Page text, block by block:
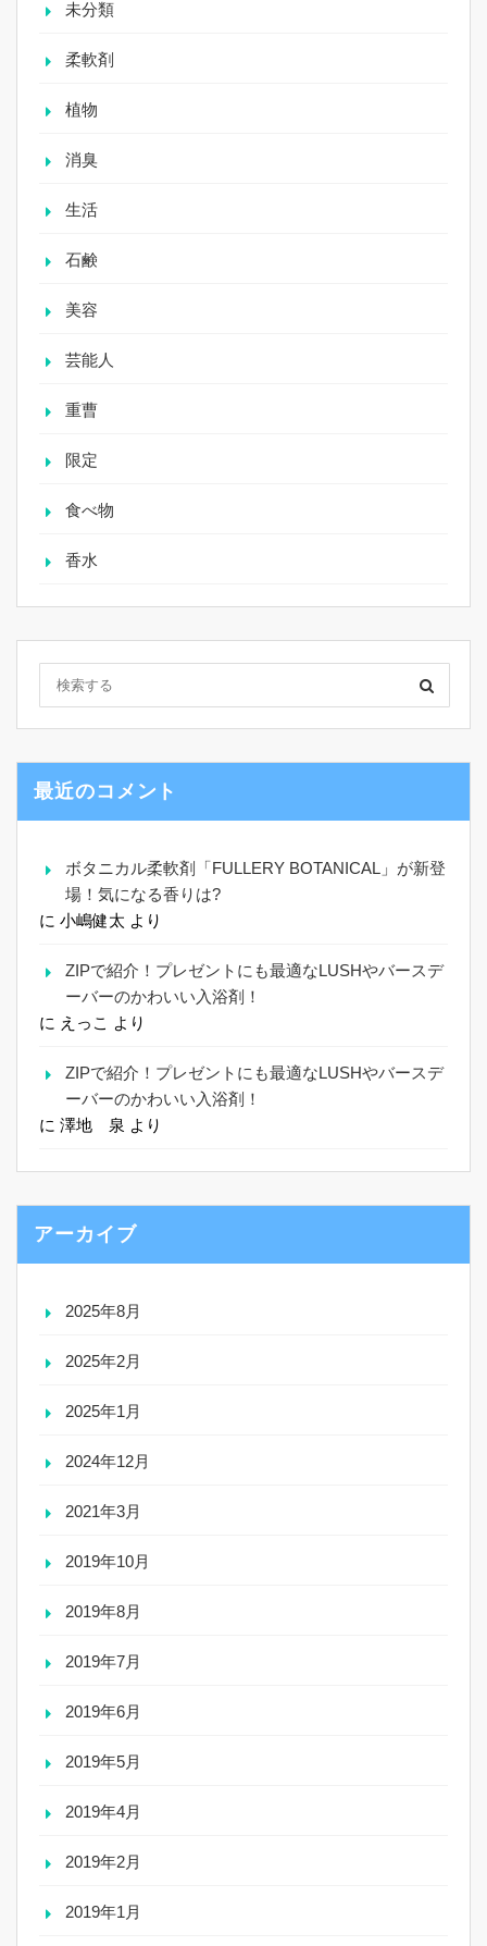
未分類
柔軟剤
植物
消臭
生活
石鹸
美容
芸能人
重曹
限定
食べ物
香水
最近のコメント
ボタニカル柔軟剤「FULLERY BOTANICAL」が新登
場！気になる香りは?
に 小嶋健太 より
ZIPで紹介！プレゼントにも最適なLUSHやバースデ
ーバーのかわいい入浴剤！
に えっこ より
ZIPで紹介！プレゼントにも最適なLUSHやバースデ
ーバーのかわいい入浴剤！
に 澤地 泉 より
アーカイブ
2025年8月
2025年2月
2025年1月
2024年12月
2021年3月
2019年10月
2019年8月
2019年7月
2019年6月
2019年5月
2019年4月
2019年2月
2019年1月